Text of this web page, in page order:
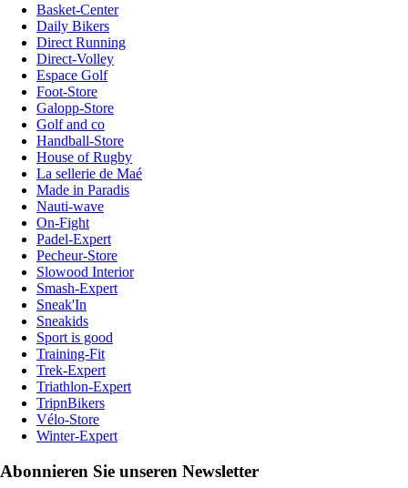
Basket-Center
Daily Bikers
Direct Running
Direct-Volley
Espace Golf
Foot-Store
Galopp-Store
Golf and co
Handball-Store
House of Rugby
La sellerie de Maé
Made in Paradis
Nauti-wave
On-Fight
Padel-Expert
Pecheur-Store
Slowood Interior
Smash-Expert
Sneak'In
Sneakids
Sport is good
Training-Fit
Trek-Expert
Triathlon-Expert
TripnBikers
Vélo-Store
Winter-Expert
Abonnieren Sie unseren Newsletter